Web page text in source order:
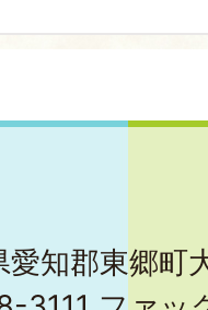
知郡東郷町